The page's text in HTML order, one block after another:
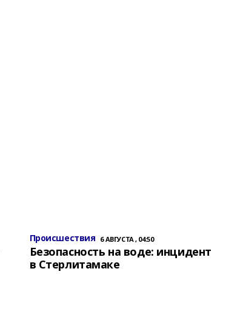
Происшествия 6 АВГУСТА , 04:50
Безопасность на воде: инцидент
в Стерлитамаке